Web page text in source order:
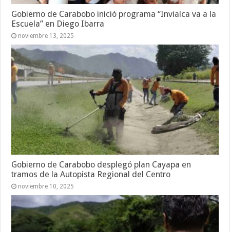
Gobierno de Carabobo inició programa “Invialca va a la
Escuela” en Diego Ibarra
noviembre 13, 2025
Gobierno de Carabobo desplegó plan Cayapa en
tramos de la Autopista Regional del Centro
noviembre 10, 2025